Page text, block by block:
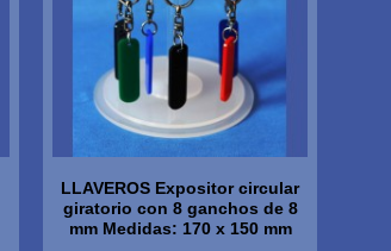
LLAVEROS Expositor circular
giratorio con 8 ganchos de 8
mm Medidas: 170 x 150 mm